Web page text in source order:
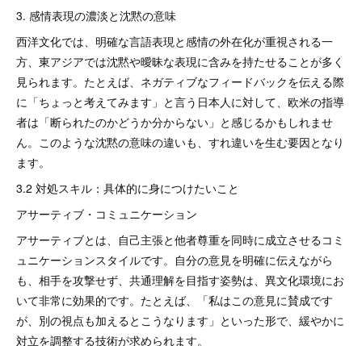
3. 感情表現の濃淡と沈黙の意味
西洋文化では、明確な言語表現と感情の外在化が重視される一
方、東アジアでは沈黙や曖昧な表現に含みを持たせることが多く
見られます。たとえば、ネガティブなフィードバックを伝える際
に「ちょっと考えてみます」と言う日本人に対して、欧米の指導
者は「断られたのかどうか分からない」と感じるかもしれませ
ん。このような沈黙の意味の違いも、すれ違いを生む要因となり
ます。
3.2 対処スキル：具体的に身につけたいこと
アサーティブ・コミュニケーション
アサーティブとは、自己主張と他者尊重を同時に成立させるコミ
ュニケーションスタイルです。自分の意見を明確に伝えながら
も、相手を攻撃せず、共通理解を目指す姿勢は、異文化環境にお
いて非常に効果的です。たとえば、「私はこの意見に賛成です
が、別の視点も加えるとこうなります」といった形で、緩やかに
対立を調整する技術が求められます。